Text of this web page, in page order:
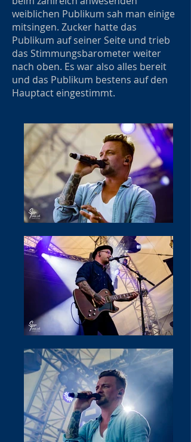
weiblichen Publikum sah man einige
mitsingen. Zucker hatte das
Publikum auf seiner Seite und trieb
das Stimmungsbarometer weiter
nach oben. Es war also alles bereit
und das Publikum bestens auf den
Hauptact eingestimmt.